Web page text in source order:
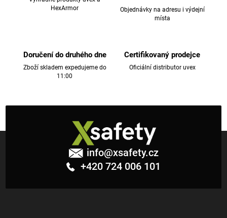
ý
i
s
u
HexArmor
Objednávky na adresu i výdejní
místa
Doručení do druhého dne
Zboží skladem expedujeme do
11:00
Certifikovaný prodejce
Oficiální distributor uvex
info@xsafety.cz
+420 724 006 101